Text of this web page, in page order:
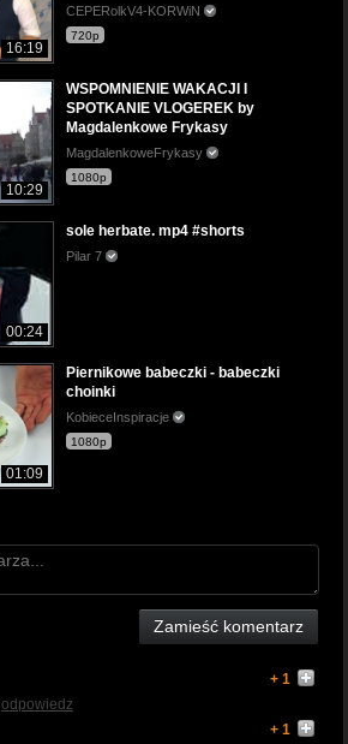
16:19
CEPERolkV4-KORWiN
720p
10:29
WSPOMNIENIE WAKACJI I
SPOTKANIE VLOGEREK by
Magdalenkowe Frykasy
MagdalenkoweFrykasy
1080p
00:24
sole herbate. mp4 #shorts
Pilar 7
01:09
Piernikowe babeczki - babeczki
choinki
KobieceInspiracje
1080p
Zamieść komentarz
+ 1
odpowiedz
+ 1